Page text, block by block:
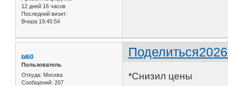
12 дней 16 часов
Последний визит:
Вчера 19:45:54
Поделиться
bl60
Пользователь
Откуда: Москва
Сообщений: 207
*Снизил цены